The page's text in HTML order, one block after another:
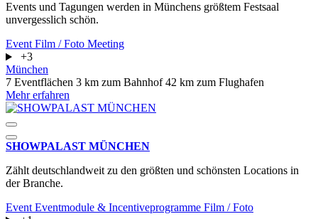
Events und Tagungen werden in Münchens größtem Festsaal
unvergesslich schön.
Event Film / Foto Meeting
+3
München
7 Eventflächen 3 km zum Bahnhof42 km zum Flughafen
Mehr erfahren
SHOWPALAST MÜNCHEN
Zählt deutschlandweit zu den größten und schönsten Locations in
der Branche.
Event Eventmodule & Incentiveprogramme Film / Foto